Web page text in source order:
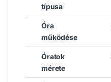
típusa
Óra
működése
Óratok
mérete